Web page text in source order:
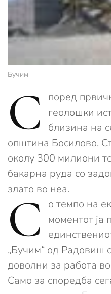
Бучим
С
поред
геолошки
близина на
општина Босилово,
околу 300 милиони
бакарна руда со
злато во неа.
С
о темпо на
моментот ја
„Бучим“ од Радовиш
доволни за работа
Само за споредба